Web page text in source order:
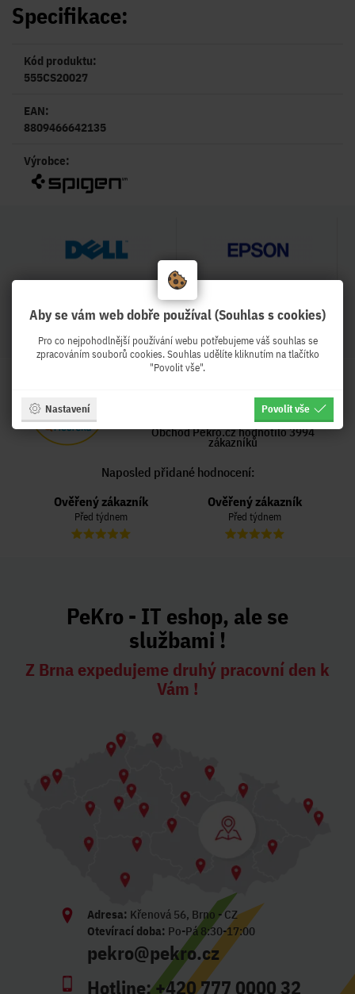
Specifikace:
Kód produktu:
555CS20027
EAN:
8809466642135
Výrobce:
HODNOCENÍ OBCHODU
Obchod Pekro.cz hodnotilo 3994
zákazníků
Naposled přidané hodnocení:
Ověřený zákazník
Před týdnem
Ověřený zákazník
Před týdnem
PeKro - IT eshop, ale se
službami !
Z Brna expedujeme druhý pracovní den k
Vám !
Adresa: Křenová 56, Brno - CZ
Otevírací doba: Po-Pá 8:30-17:00
pekro@pekro.cz
Hotline:+420 777 0000 32
Aby se vám web dobře používal (Souhlas s cookies)
Pro co nejpohodlnější používání webu potřebujeme váš souhlas se
zpracováním souborů cookies. Souhlas udělíte kliknutím na tlačítko
"Povolit vše".
Nastavení Povolit vše